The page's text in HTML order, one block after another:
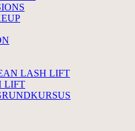
LASH LIFT
LIFT